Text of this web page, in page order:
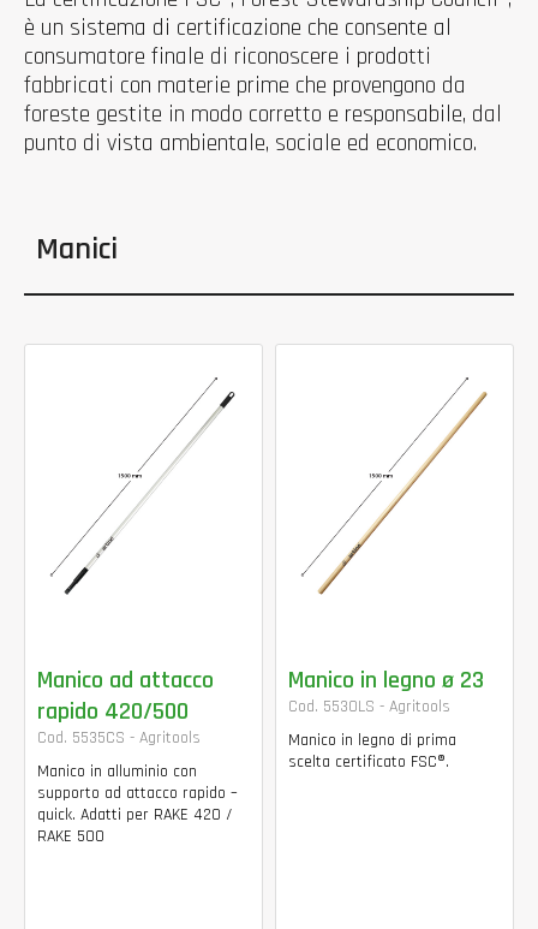
è un sistema di certificazione che consente al
consumatore finale di riconoscere i prodotti
fabbricati con materie prime che provengono da
foreste gestite in modo corretto e responsabile, dal
punto di vista ambientale, sociale ed economico.
Manici
Manico ad attacco
rapido 420/500
Cod. 5535CS - Agritools
Manico in alluminio con
supporto ad attacco rapido –
quick. Adatti per RAKE 420 /
RAKE 500
Manico in legno ø 23
Cod. 5530LS - Agritools
Manico in legno di prima
scelta certificato FSC®.